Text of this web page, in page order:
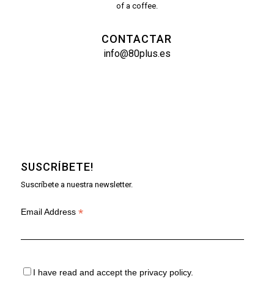
of a coffee.
CONTACTAR
info@80plus.es
SUSCRÍBETE!
Suscríbete a nuestra newsletter.
Email Address *
I have read and accept the privacy policy.